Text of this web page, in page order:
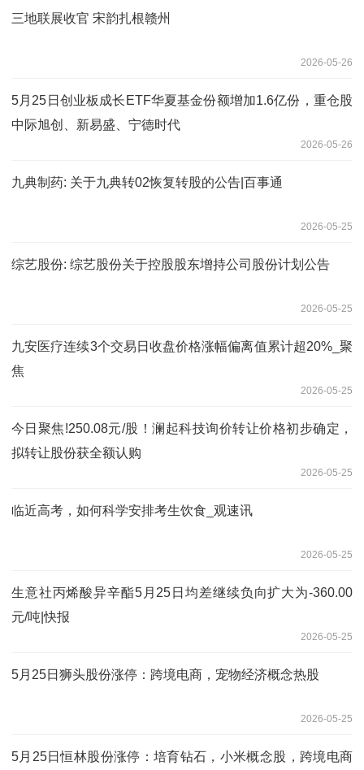
三地联展收官 宋韵扎根赣州
2026-05-26
5月25日创业板成长ETF华夏基金份额增加1.6亿份，重仓股
中际旭创、新易盛、宁德时代
2026-05-26
九典制药: 关于九典转02恢复转股的公告|百事通
2026-05-25
综艺股份: 综艺股份关于控股股东增持公司股份计划公告
2026-05-25
九安医疗连续3个交易日收盘价格涨幅偏离值累计超20%_聚
焦
2026-05-25
今日聚焦!250.08元/股！澜起科技询价转让价格初步确定，
拟转让股份获全额认购
2026-05-25
临近高考，如何科学安排考生饮食_观速讯
2026-05-25
生意社丙烯酸异辛酯5月25日均差继续负向扩大为-360.00
元/吨|快报
2026-05-25
5月25日狮头股份涨停：跨境电商，宠物经济概念热股
2026-05-25
5月25日恒林股份涨停：培育钻石，小米概念股，跨境电商